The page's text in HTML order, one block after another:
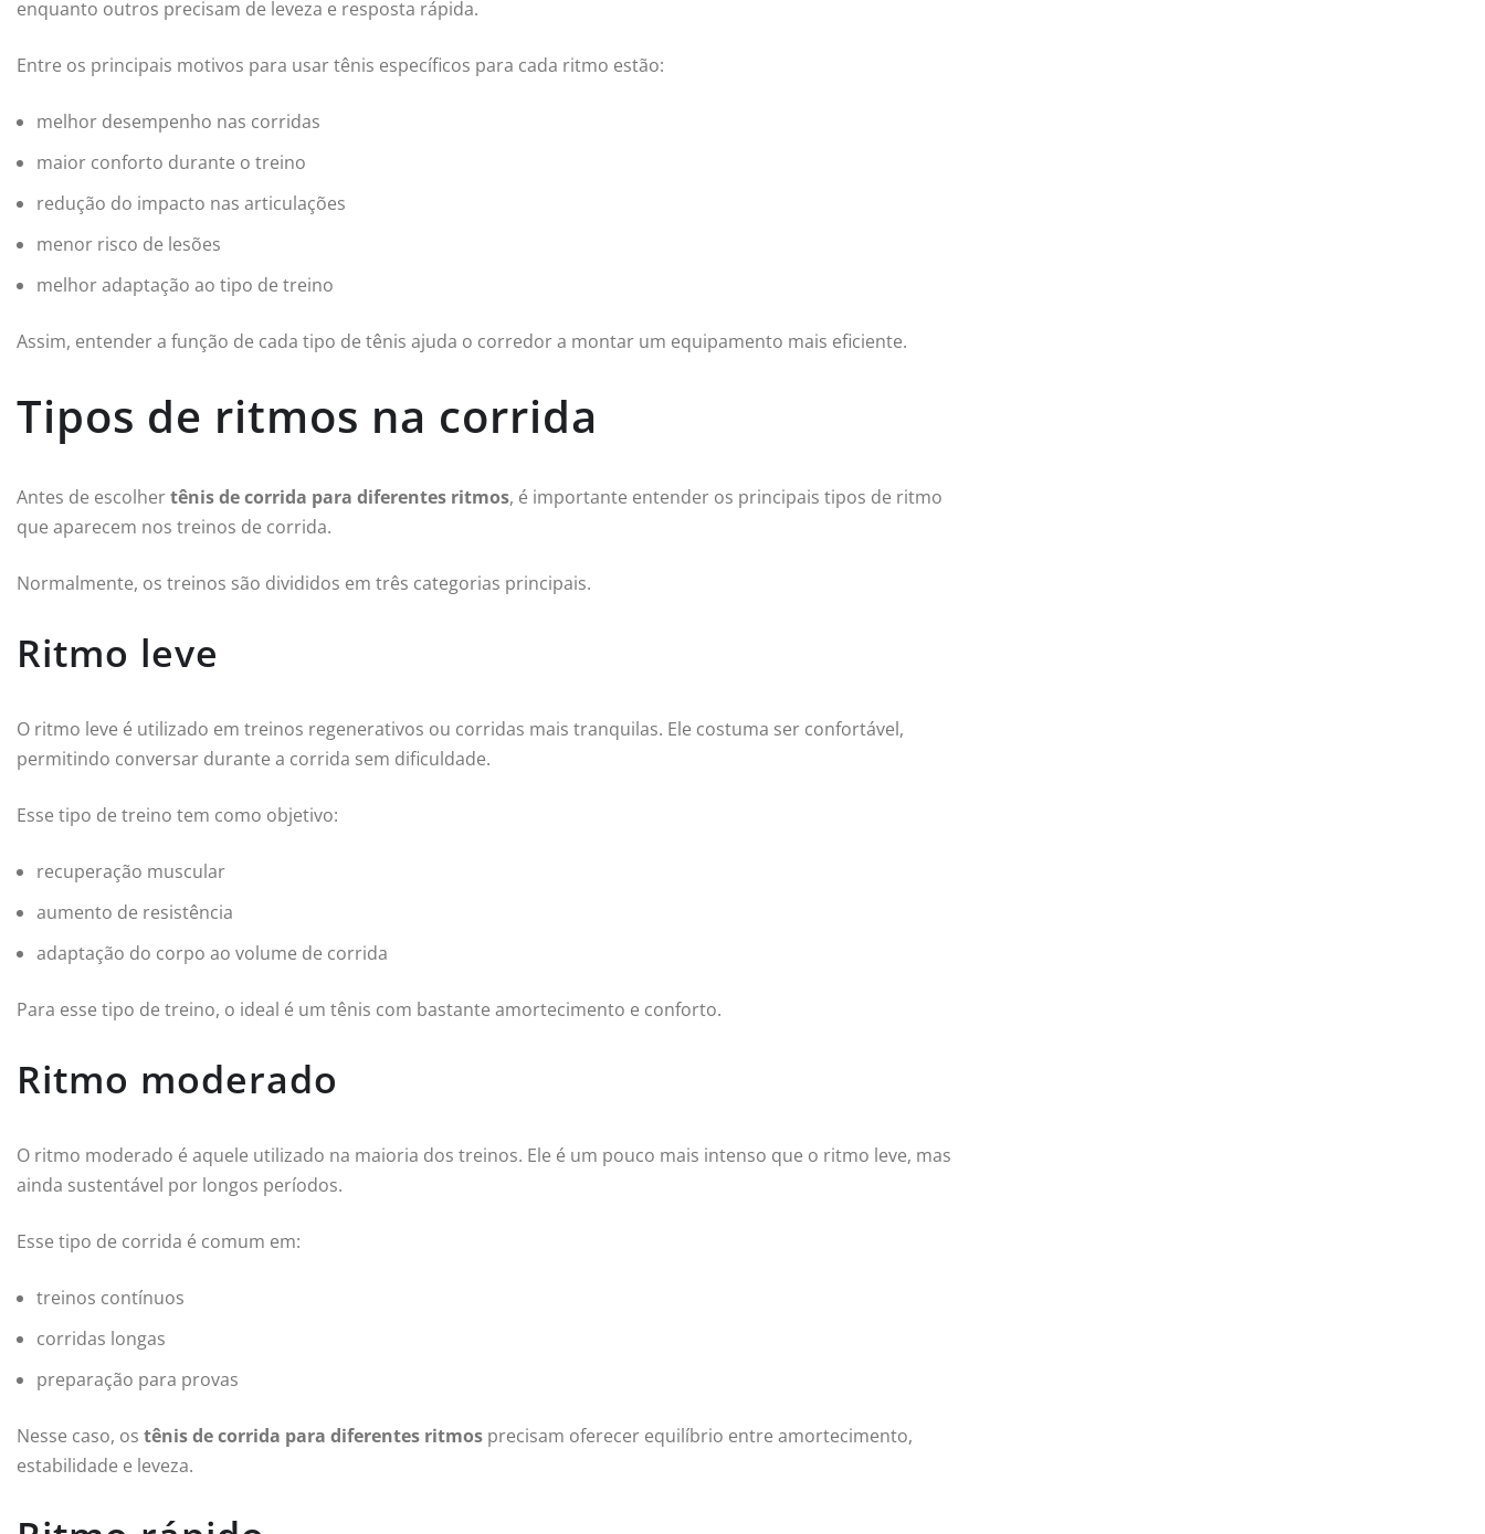
enquanto outros precisam de leveza e resposta rápida.
Entre os principais motivos para usar tênis específicos para cada ritmo estão:
melhor desempenho nas corridas
maior conforto durante o treino
redução do impacto nas articulações
menor risco de lesões
melhor adaptação ao tipo de treino
Assim, entender a função de cada tipo de tênis ajuda o corredor a montar um equipamento mais eficiente.
Tipos de ritmos na corrida
Antes de escolhertênis de corrida para diferentes ritmos, é importante entender os principais tipos de ritmo
que aparecem nos treinos de corrida.
Normalmente, os treinos são divididos em três categorias principais.
Ritmo leve
O ritmo leve é utilizado em treinos regenerativos ou corridas mais tranquilas. Ele costuma ser confortável,
permitindo conversar durante a corrida sem dificuldade.
Esse tipo de treino tem como objetivo:
recuperação muscular
aumento de resistência
adaptação do corpo ao volume de corrida
Para esse tipo de treino, o ideal é um tênis com bastante amortecimento e conforto.
Ritmo moderado
O ritmo moderado é aquele utilizado na maioria dos treinos. Ele é um pouco mais intenso que o ritmo leve, mas
ainda sustentável por longos períodos.
Esse tipo de corrida é comum em:
treinos contínuos
corridas longas
preparação para provas
Nesse caso, os tênis de corrida para diferentes ritmos precisam oferecer equilíbrio entre amortecimento,
estabilidade e leveza.